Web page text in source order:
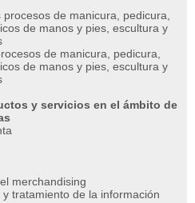
de manicura, pedicura,
de manos y pies, escultura y
de manicura, pedicura,
de manos y pies, escultura y
y servicios en el ámbito de
merchandising
tratamiento de la información